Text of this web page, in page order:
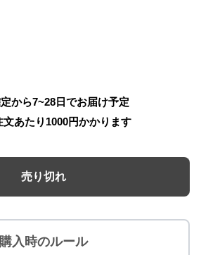
から7~28日でお届け予定
あたり 1000円かかります
売り切れ
購入時のルール